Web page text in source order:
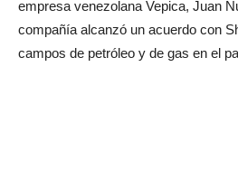
empresa venezolana Vepica, Juan
compañía alcanzó un acuerdo con
campos de petróleo y de gas en el